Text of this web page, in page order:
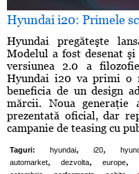
Hyundai i20: Primele
Hyundai pregăteşte
Modelul a fost desenat
versiunea 2.0 a
Hyundai i20 va primi o
beneficia de un design
mărcii. Noua generaţie
prezentată oficial, dar
campanie de teasing cu
Taguri: hyundai, i20,
automarket, dezvolta, europe,